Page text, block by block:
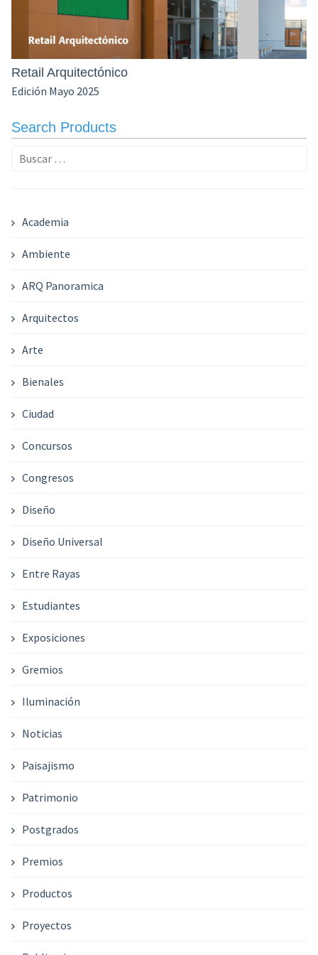
Retail Arquitectónico
Edición Mayo 2025
Search Products
Buscar:
Academia
Ambiente
ARQ Panoramica
Arquitectos
Arte
Bienales
Ciudad
Concursos
Congresos
Diseño
Diseño Universal
Entre Rayas
Estudiantes
Exposiciones
Gremios
Iluminación
Noticias
Paisajismo
Patrimonio
Postgrados
Premios
Productos
Proyectos